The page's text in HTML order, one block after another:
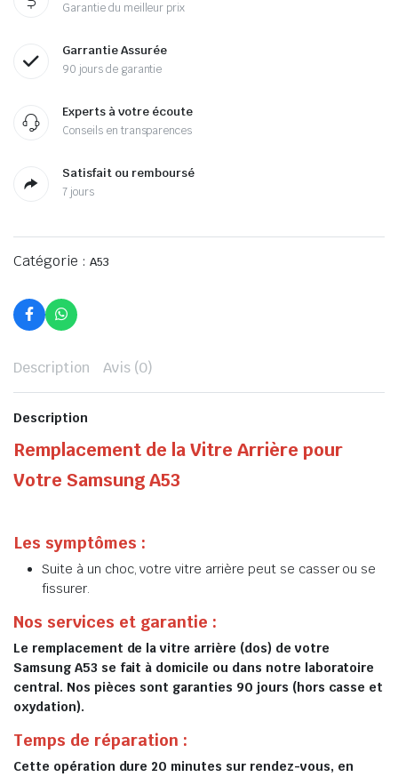
Garantie du meilleur prix
Garrantie Assurée
90 jours de garantie
Experts à votre écoute
Conseils en transparences
Satisfait ou remboursé
7 jours
Catégorie : A53
Description Avis (0)
Description
Remplacement de la Vitre Arrière pour
Votre Samsung A53
Les symptômes :
Suite à un choc, votre vitre arrière peut se casser ou se
fissurer.
Nos services et garantie :
Le remplacement de la vitre arrière (dos) de votre
Samsung A53 se fait à domicile ou dans notre laboratoire
central. Nos pièces sont garanties 90 jours (hors casse et
oxydation).
Temps de réparation :
Cette opération dure 20 minutes sur rendez-vous, en